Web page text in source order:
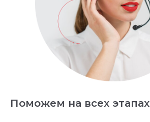
Поможем на всех этапах